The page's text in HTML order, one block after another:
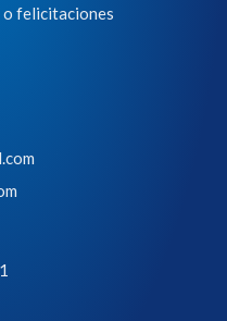
o felicitaciones